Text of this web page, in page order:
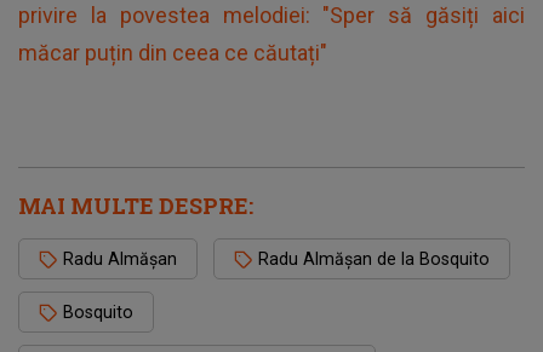
privire la povestea melodiei: "Sper să găsiți aici
măcar puțin din ceea ce căutați"
MAI MULTE DESPRE:
Radu Almășan Radu Almășan de la Bosquito
Bosquito